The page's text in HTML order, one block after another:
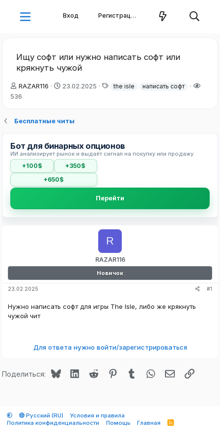
Вход Регистрация
Ищу софт или нужно написать софт или
крякнуть чужой
А
в
р
м
ы
RAZAR116
Д
н
а
л
а
23.02.2025
Тthe isle написать софт
536
Бесплатные читы
Бот для бинарных опционов
ИИ анализирует рынок и выдаёт сигнал на покупку или продажу
+100$
+350$
+650$
Перейти
RAZAR116
R
Новичок
23.02.2025 #1
Нужно написать софт для игры The Isle, либо же крякнуть
чужой чит
Для ответа нужно войти/зарегистрироваться
Поделиться: BlueskyLinkedInReddit PinterestTumblr WhatsApp Ссылка
Русский (RU)
Условия и правила
Политика конфиденциальности
Помощь Главная
R